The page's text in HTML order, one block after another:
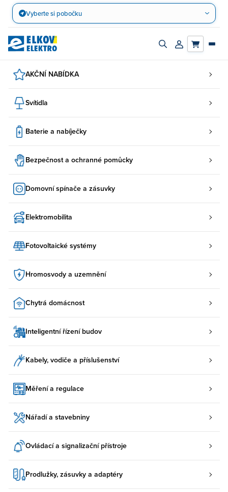
Přejít
obsah
Vyberte si pobočku
Zapnout/vypnout
Přihlásit/
AKČNÍ NABÍDKA
Svítidla
Baterie a nabíječky
Bezpečnost a ochranné pomůcky
Domovní spínače a zásuvky
Elektromobilita
Fotovoltaické systémy
Hromosvody a uzemnění
Chytrá domácnost
Inteligentní řízení budov
Kabely, vodiče a příslušenství
Měření a regulace
Nářadí a stavebniny
Ovládací a signalizační přístroje
Prodlužky, zásuvky a adaptéry